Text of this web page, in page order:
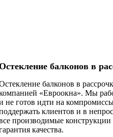
балконов в
балконов в
«Евроокна». Мы
не готов идти на
клиентов и в
производимые конструкции
качества.